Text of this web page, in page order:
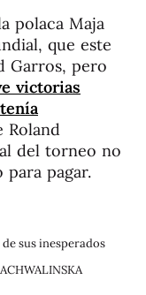
polaca Maja
que este
Garros, pero
victorias
Roland
del torneo no
pagar.
sus inesperados